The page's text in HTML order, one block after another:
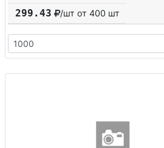
299.43 /шт от 400 шт